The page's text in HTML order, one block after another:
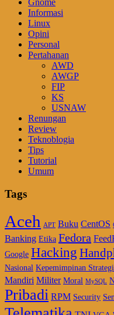
Gnome
Informasi
Linux
Opini
Personal
Pertahanan
AWD
AWGP
FIP
KS
USNAW
Renungan
Review
Teknoblogia
Tips
Tutorial
Umum
Tags
Aceh APT Buku CentOS
Banking Etika Fedora
Google Hacking
Nasional Kepemimpinan
Mandiri Militer Moral MySQL
Pribadi RPM Security